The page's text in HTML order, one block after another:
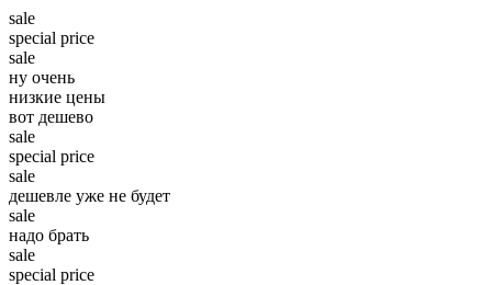
sale
special price
sale
ну очень
низкие цены
вот дешево
sale
special price
sale
дешевле уже не будет
sale
надо брать
sale
special price